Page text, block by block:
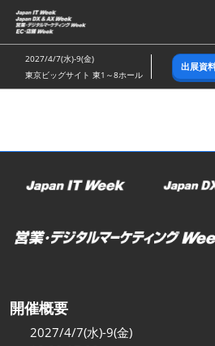
ス
キ
ッ
し
む
2027/4/7(水)-9(金)
東京ビッグサイト 東1～8ホール
出展資
開催概要
2027/4/7(水)-9(金)